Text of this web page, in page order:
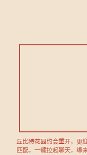
丘比特花园约会重开，更
匹配，一键拉起聊天，缘